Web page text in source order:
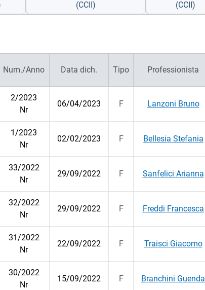
(CCII)
(CCII)
Num./Anno Data dich. Tipo Professionista
2/2023
Nr
06/04/2023 F Lanzoni Bruno
1/2023
Nr
02/02/2023 F Bellesia Stefania
33/2022
Nr
29/09/2022 F Sanfelici Arianna
32/2022
Nr
29/09/2022 F Freddi Francesca
31/2022
Nr
22/09/2022 F Traisci Giacomo
30/2022
Nr
15/09/2022 F Branchini Guenda